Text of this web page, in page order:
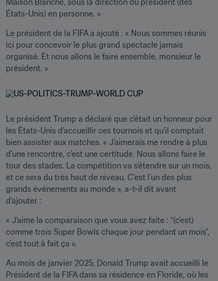
Maison Blanche, sous la direction du président (des
États-Unis) en personne. »
Le président de la FIFA a ajouté : « Nous sommes réunis
ici pour concevoir le plus grand spectacle jamais
organisé. Et nous allons le faire ensemble, monsieur le
président. »
Le président Trump a déclaré que c’était un honneur pour
les États-Unis d’accueillir ces tournois et qu’il comptait
bien assister aux matches. « J’aimerais me rendre à plus
d’une rencontre, c’est une certitude. Nous allons faire le
tour des stades. La compétition va s’étendre sur un mois,
et ce sera du très haut de niveau. C’est l’un des plus
grands événements au monde », a-t-il dit avant
d’ajouter :
« J’aime la comparaison que vous avez faite : “(c’est)
comme trois Super Bowls chaque jour pendant un mois”,
c’est tout à fait ça ».
Au mois de janvier 2025, Donald Trump avait accueilli le
Président de la FIFA dans sa résidence en Floride, où les